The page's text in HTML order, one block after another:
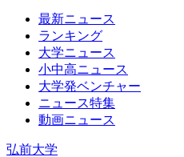
最新ニュース
ランキング
大学ニュース
小中高ニュース
大学発ベンチャー
ニュース特集
動画ニュース
弘前大学